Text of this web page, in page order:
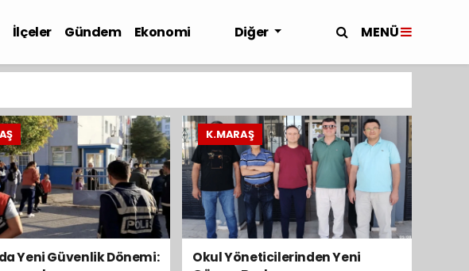
İlçeler Gündem
Ekonomi
Diğer MENÜ
Yeni Güvenlik Dönemi:
K.MARAŞ
Okul Yöneticilerinden Yeni